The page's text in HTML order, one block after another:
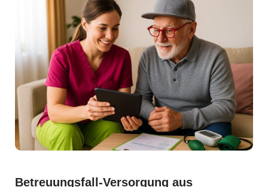
Betreuungsfall-Versorgung aus